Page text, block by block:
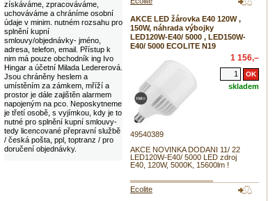
AKCE LED žárovka E40 120W ,
150W, náhrada výbojky
LED120W-E40/ 5000 , LED150W-
E40/ 5000 ECOLITE N19
1 156,–
skladem
49540389
AKCE NOVINKA DODANI 11/ 22
LED120W-E40/ 5000 LED zdroj
E40, 120W, 5000K, 15600lm !
Ecolite
získáváme, zpracováváme,
uchováváme a chráníme osobní
údaje v minim. nutném rozsahu pro
splnění kupní
smlouvy/objednávky- jméno,
adresa, telefon, email. Přístup k
nim má pouze obchodník ing Ivo
Hingar a účetní Milada Ledererová.
Jsou chráněny heslem a
umístěním za zámkem, mříží a
prostor je dále zajištěn alarmem
napojeným na pco. Neposkytneme
je třetí osobě, s vyjímkou, kdy je to
nutné pro splnění kupní smlouvy-
tedy licencované přepravní službě
/ česká pošta, ppl, toptranz / pro
doručení objednávky.